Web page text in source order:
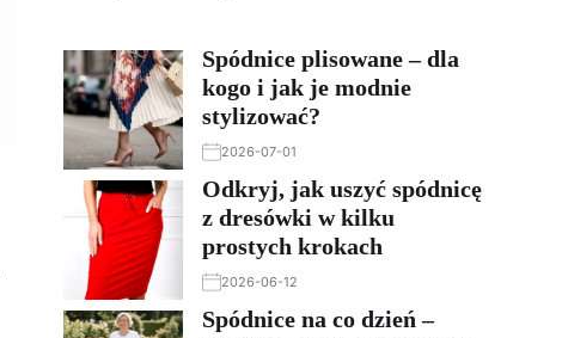
Spódnice plisowane – dla
kogo i jak je modnie
stylizować?
2026-07-01
Odkryj, jak uszyć spódnicę
z dresówki w kilku
prostych krokach
2026-06-12
Spódnice na co dzień –